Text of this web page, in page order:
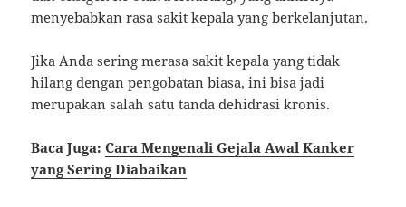
menyebabkan rasa sakit kepala yang berkelanjutan.
Jika Anda sering merasa sakit kepala yang tidak
hilang dengan pengobatan biasa, ini bisa jadi
merupakan salah satu tanda dehidrasi kronis.
Baca Juga:Cara Mengenali Gejala Awal Kanker
yang Sering Diabaikan